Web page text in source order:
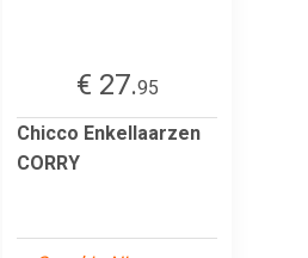
€ 27.95
Chicco Enkellaarzen
CORRY